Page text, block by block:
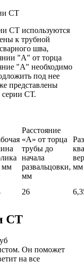
СТ
СТ используются
к трубной
шва,
"А" от торца
"А" необходимо
под нее
представлены
серии СТ.
мм
Расстояние
«А» от торца
трубы до
начала
развальцовки,
мм
мм
26
СТ
Он поможет
на все